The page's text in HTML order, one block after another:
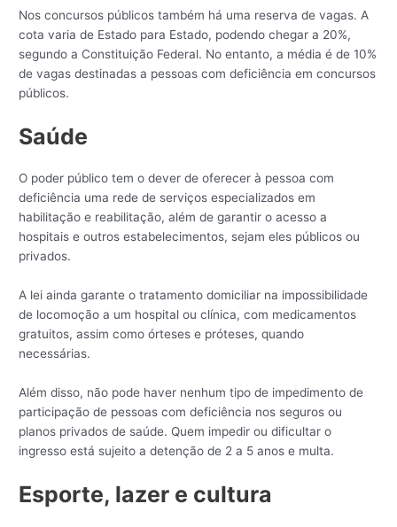
Nos concursos públicos também há uma reserva de vagas. A
cota varia de Estado para Estado, podendo chegar a 20%,
segundo a Constituição Federal. No entanto, a média é de 10%
de vagas destinadas a pessoas com deficiência em concursos
públicos.
Saúde
O poder público tem o dever de oferecer à pessoa com
deficiência uma rede de serviços especializados em
habilitação e reabilitação, além de garantir o acesso a
hospitais e outros estabelecimentos, sejam eles públicos ou
privados.
A lei ainda garante o tratamento domiciliar na impossibilidade
de locomoção a um hospital ou clínica, com medicamentos
gratuitos, assim como órteses e próteses, quando
necessárias.
Além disso, não pode haver nenhum tipo de impedimento de
participação de pessoas com deficiência nos seguros ou
planos privados de saúde. Quem impedir ou dificultar o
ingresso está sujeito a detenção de 2 a 5 anos e multa.
Esporte, lazer e cultura